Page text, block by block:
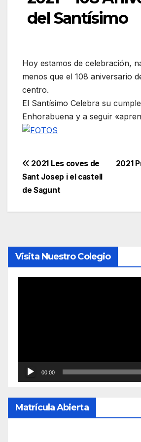
del Santísimo
Hoy estamos de celebración,
menos que el 108 aniversario
centro.
El Santísimo Celebra su
Enhorabuena y a seguir
Navegación
de
entradas
2021
2021 Les coves de
Sant Josep i el castell
de Sagunt
Visita Nuestro Colegio
00:00
Matrícula Abierta